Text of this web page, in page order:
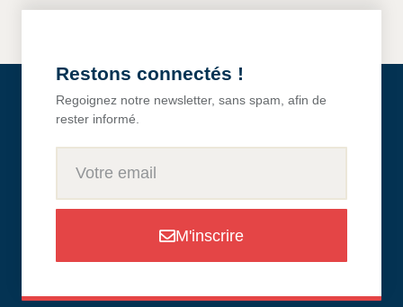
Restons connectés !
Regoignez notre newsletter, sans spam, afin de
rester informé.
M'inscrire